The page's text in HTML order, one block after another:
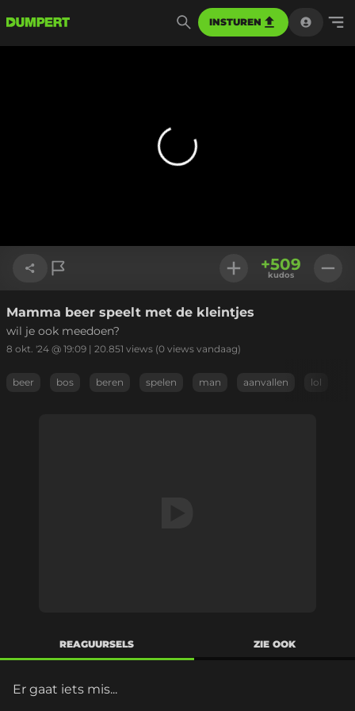
INSTUREN
Link kopiëren
+509
kudos
Mamma beer speelt met de kleintjes
wil je ook meedoen?
8 okt. '24 @ 19:09 | 20.851 views (0 views vandaag)
beer bos beren spelen man aanvallen lol
REAGUURSELS ZIE OOK
Er gaat iets mis...